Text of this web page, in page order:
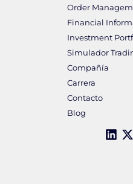
Order
Financial
Investment
Simulador
Compañía
Carrera
Contacto
Blog